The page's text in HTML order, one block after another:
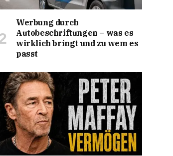
Werbung durch
Autobeschriftungen – was es
wirklich bringt und zu wem es
passt